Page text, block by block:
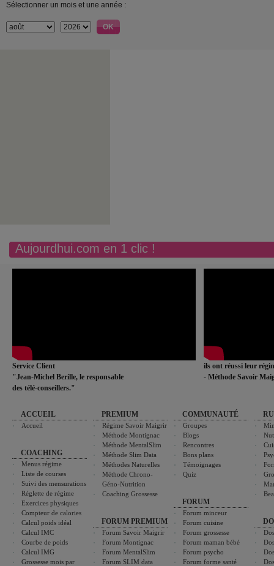
Sélectionner un mois et une année :
Aujourdhui.com en 1 clic !
Service Client
"Jean-Michel Berille, le responsable
des télé-conseillers."
ils ont réussi leur
- Méthode Savoir
ACCUEIL
Accueil
COACHING
Menus régime
Liste de courses
Suivi des mensurations
Réglette de régime
Exercices physiques
Compteur de calories
Calcul poids idéal
Calcul IMC
Courbe de poids
Calcul IMG
Grossesse mois par
PREMIUM
Régime Savoir Maigrir
Méthode Montignac
Méthode MentalSlim
Méthode Slim Data
Méthodes Naturelles
Méthode Chrono-
Géno-Nutrition
Coaching Grossesse
FORUM PREMIUM
Forum Savoir Maigrir
Forum Montignac
Forum MentalSlim
Forum SLIM data
COMMUNAUTÉ
Groupes
Blogs
Rencontres
Bons plans
Témoignages
Quiz
FORUM
Forum minceur
Forum cuisine
Forum grossesse
Forum maman bébé
Forum psycho
Forum forme santé